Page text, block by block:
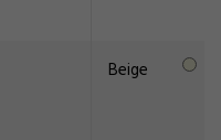
Beige